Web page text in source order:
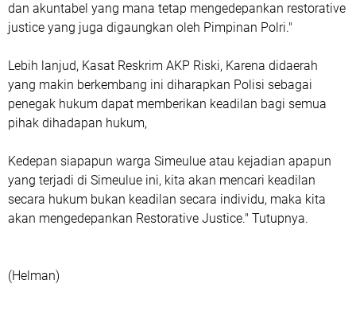
dan akuntabel yang mana tetap mengedepankan restorative
justice yang juga digaungkan oleh Pimpinan Polri."
Lebih lanjud, Kasat Reskrim AKP Riski, Karena didaerah
yang makin berkembang ini diharapkan Polisi sebagai
penegak hukum dapat memberikan keadilan bagi semua
pihak dihadapan hukum,
Kedepan siapapun warga Simeulue atau kejadian apapun
yang terjadi di Simeulue ini, kita akan mencari keadilan
secara hukum bukan keadilan secara individu, maka kita
akan mengedepankan Restorative Justice." Tutupnya.
(Helman)